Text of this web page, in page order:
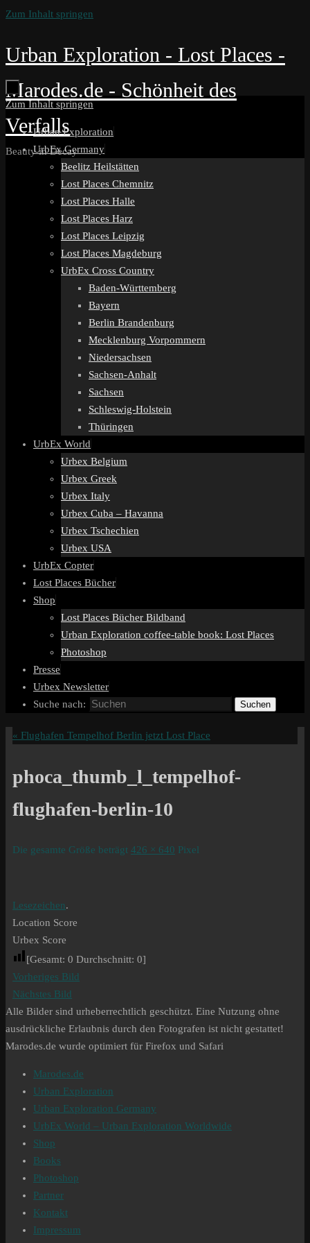
Zum Inhalt springen
Urban Exploration - Lost Places -
Marodes.de - Schönheit des
Verfalls
Beauty in Decay
Zum Inhalt springen
Urban Exploration
UrbEx Germany
Beelitz Heilstätten
Lost Places Chemnitz
Lost Places Halle
Lost Places Harz
Lost Places Leipzig
Lost Places Magdeburg
UrbEx Cross Country
Baden-Württemberg
Bayern
Berlin Brandenburg
Mecklenburg Vorpommern
Niedersachsen
Sachsen-Anhalt
Sachsen
Schleswig-Holstein
Thüringen
UrbEx World
Urbex Belgium
Urbex Greek
Urbex Italy
Urbex Cuba – Havanna
Urbex Tschechien
Urbex USA
UrbEx Copter
Lost Places Bücher
Shop
Lost Places Bücher Bildband
Urban Exploration coffee-table book: Lost Places
Photoshop
Presse
Urbex Newsletter
Suche nach:
Suchen
« Flughafen Tempelhof Berlin jetzt Lost Place
phoca_thumb_l_tempelhof-
flughafen-berlin-10
Die gesamte Größe beträgt 426 × 640 Pixel
Lesezeichen.
Location Score
Urbex Score
[Gesamt: 0 Durchschnitt: 0]
Vorheriges Bild
Nächstes Bild
Alle Bilder sind urheberrechtlich geschützt. Eine Nutzung ohne
ausdrückliche Erlaubnis durch den Fotografen ist nicht gestattet!
Marodes.de wurde optimiert für Firefox und Safari
Marodes.de
Urban Exploration
Urban Exploration Germany
UrbEx World – Urban Exploration Worldwide
Shop
Books
Photoshop
Partner
Kontakt
Impressum